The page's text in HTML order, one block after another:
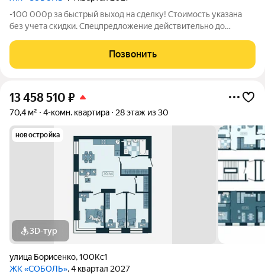
-100 000р за быстрый выход на сделку! Стоимость указана
без учета скидки. Спецпредложение действительно до
пришлем вам ссылку на 3D аэротур по ЖК "Соболь" Квартира
№288 на 24 этаже Отделка:
Позвонить
13 458 510 ₽
70,4 м² 4-комн. квартира 28 этаж из 30
новостройка
3D-тур
улица Борисенко,100Кс1
ЖК «СОБОЛЬ», 4 квартал 2027